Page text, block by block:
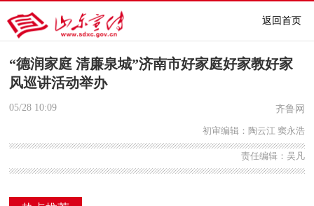
返回首页
“德润家庭 清廉泉城”济南市好家庭好家教好家
风巡讲活动举办
05/28 10:09 齐鲁网
初审编辑：陶云江 窦永浩
责任编辑：吴凡